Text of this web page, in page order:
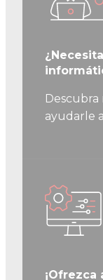
Descubra
ayudarle